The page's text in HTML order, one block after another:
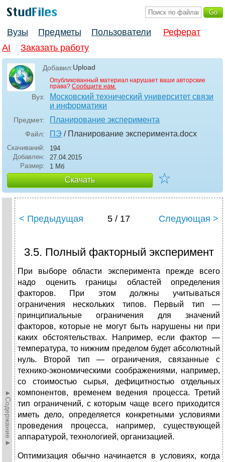
Вузы Предметы Пользователи
Реферат
AI
Заказать работу
Добавил:Upload
Опубликованный материал нарушает ваши авторские
права? Сообщите нам.
Вуз:
Московский технический университет связи
и информатики
Предмет: Планирование эксперимента
Файл: ПЭ / Планирование эксперимента.docx
Скачиваний:
194
Добавлен:
27.04.2015
Размер:
1 Мб
Скачать ☆
►Содержание►
< Предыдущая 5 / 17 Следующая >
3.5. Полный факторный эксперимент
При выборе области эксперимента прежде всего
надо оценить границы областей определения
факторов. При этом должны учитываться
ограничения нескольких типов. Первый тип —
принципиальные ограничения для значений
факторов, которые не могут быть нарушены ни при
каких обстоятельствах. Например, если фактор —
температура, то нижним пределом будет абсо­лютный
нуль. Второй тип — ограничения, связанные с
технико-экономическими соображениями, например,
со стоимостью сырья, дефицитностью отдельных
компонентов, временем ведения процесса. Третий
тип ограничений, с которым чаще всего приходится
иметь дело, определяется конкретными условиями
проведения процесса, например, существующей
аппаратурой, технологией, органи­зацией.
Оптимизация обычно начинается в условиях, когда